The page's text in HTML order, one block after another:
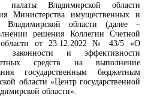
палаты Владимирской области
Министерства имущественных и
Владимирской области (далее –
решения Коллегии Счетной
области от 23.12.2022 № 43/5 «О
законности и эффективности
средств на выполнение
государственным бюджетным
области «Центр государственной
области».